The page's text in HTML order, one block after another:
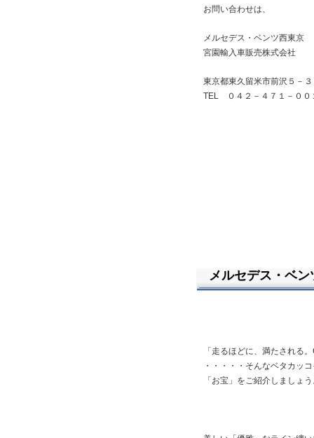
お問い合わせは、
メルセデス・ベンツ西東京
宮園輸入車販売株式会社
東京都東久留米市前沢５－
TEL ０４２－４７１－００
メルセデス・ベ
「走るほどに、満たされる
・・・・・そんなベタカッ
「お宝」をご紹介しましょ